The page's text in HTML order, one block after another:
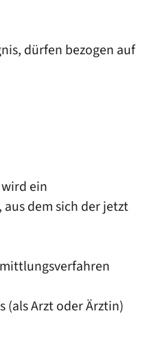
dürfen bezogen auf
ein
dem sich der jetzt
(als Arzt oder Ärztin)